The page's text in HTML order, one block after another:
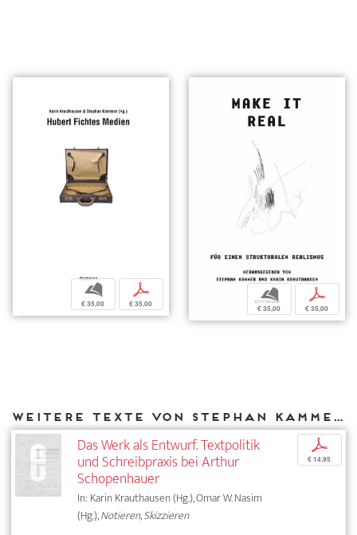
b
€ 35,00
p
€ 35,00
b
€ 35,00
p
€ 35,00
Weitere Texte von Stephan Kammer bei DIAPHANES
Das Werk als Entwurf. Textpolitik
und Schreibpraxis bei Arthur
Schopenhauer
In: Karin Krauthausen (Hg.), Omar W. Nasim
(Hg.),Notieren, Skizzieren
p
€ 14,95